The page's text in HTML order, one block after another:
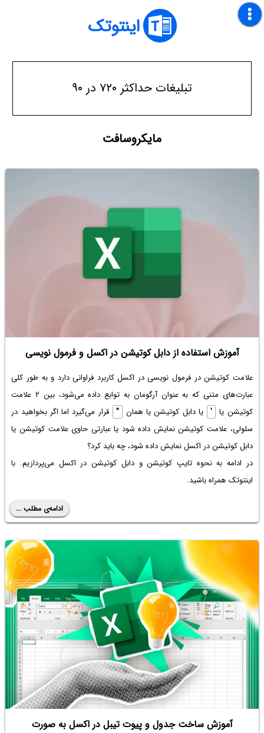
اینتوتک
تبلیغات حداکثر ۷۲۰ در ۹۰
مایکروسافت
آموزش استفاده از دابل کوتیشن در اکسل و فرمول نویسی
علامت کوتیشن در فرمول نویسی در اکسل کاربرد فراوانی دارد و به طور کلی
عبارت‌های متنی که به عنوان آرگومان به توابع داده می‌شود، بین ۲ علامت
کوتیشن یا ' یا دابل کوتیشن یا همان " قرار می‌گیرد اما اگر بخواهید در
سلولی، علامت کوتیشن نمایش داده شود یا عبارتی حاوی علامت کوتیشن یا
دابل کوتیشن در اکسل نمایش داده شود، چه باید کرد؟
در ادامه به نحوه تایپ کوتیشن و دابل کوتیشن در اکسل می‌پردازیم. با
اینتوتک همراه باشید.
ادامه‌ی مطلب ...
آموزش ساخت جدول و پیوت تیبل در اکسل به صورت